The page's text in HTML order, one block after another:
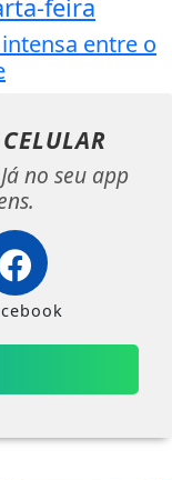
feira
entre o
no seu app